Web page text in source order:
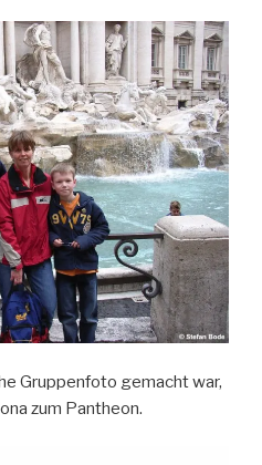
Gruppenfoto gemacht war,
zum Pantheon.